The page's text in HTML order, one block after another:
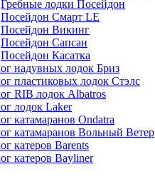
Гребные лодки Посейдон
Посейдон Смарт LE
Посейдон Викинг
Посейдон Сапсан
Посейдон Касатка
надувных лодок Бриз
пластиковых лодок Стэлс
RIB лодок Albatros
лодок Laker
катамаранов Ondatra
катамаранов Вольный Ветер
катеров Barents
катеров Bayliner